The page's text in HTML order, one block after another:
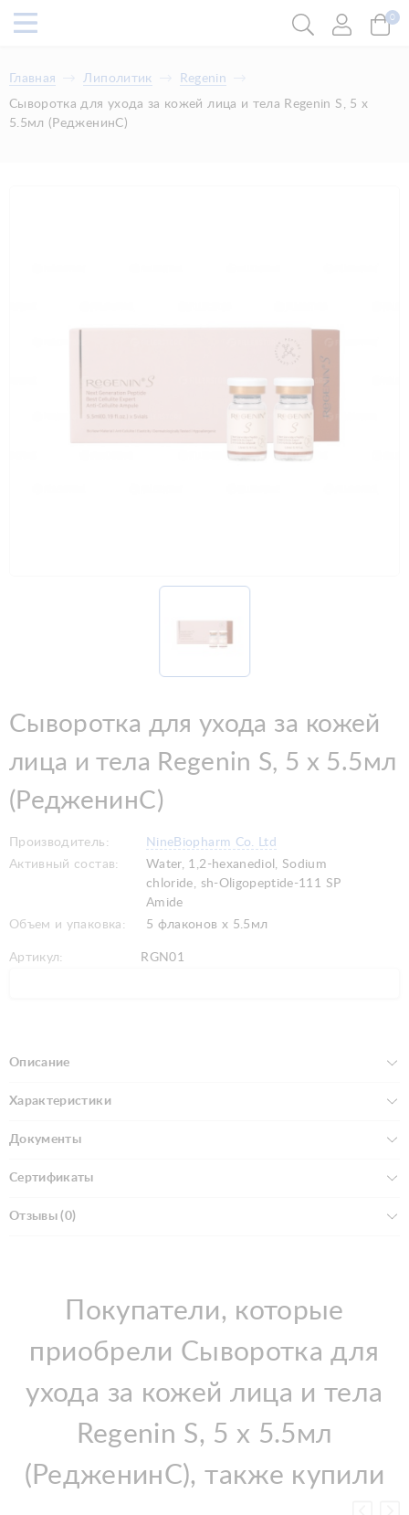
0
Главная Липолитик
Regenin
Сыворотка для ухода за кожей лица и тела Regenin S, 5 х
5.5мл (РедженинС)
Сыворотка для ухода за кожей
лица и тела Regenin S, 5 х 5.5мл
(РедженинС)
Производитель:
NineBiopharm Co. Ltd
Активный состав:
Water, 1,2-hexanediol, Sodium
chloride, sh-Oligopeptide-111 SP
Amide
Объем и упаковка:
5 флаконов х 5.5мл
Артикул: RGN01
Описание
Характеристики
Документы
Сертификаты
Отзывы (0)
Покупатели, которые
приобрели Сыворотка для
ухода за кожей лица и тела
Regenin S, 5 х 5.5мл
(РедженинС), также купили